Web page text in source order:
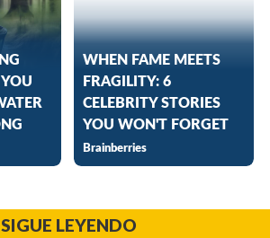
SIGUE LEYENDO